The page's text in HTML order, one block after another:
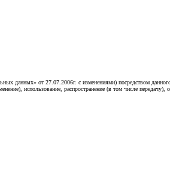
данных» от 27.07.2006г. с изменениями) посредством
использование, распространение (в том числе передачу),